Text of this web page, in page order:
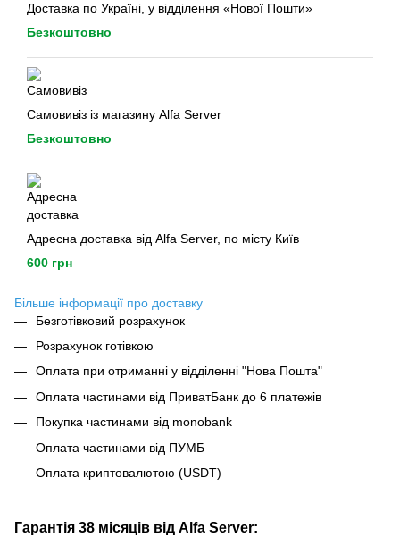
Доставка по Україні, у відділення «Нової Пошти»
Безкоштовно
Самовивіз із магазину Alfa Server
Безкоштовно
Адресна доставка від Alfa Server, по місту Київ
600 грн
Більше інформації про доставку
Безготівковий розрахунок
Розрахунок готівкою
Оплата при отриманні у відділенні "Нова Пошта"
Оплата частинами від ПриватБанк до 6 платежів
Покупка частинами від monobank
Оплата частинами від ПУМБ
Оплата криптовалютою (USDT)
Гарантія 38 місяців від Alfa Server: